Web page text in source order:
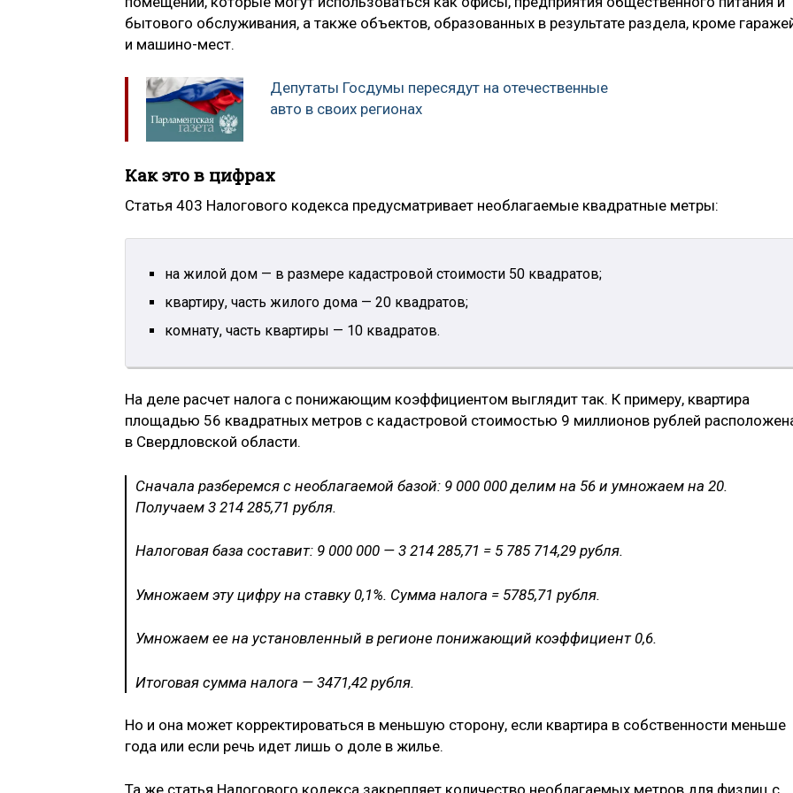
бытового обслуживания, а также объектов, образованных в результате раздела, кроме
и машино-мест.
Депутаты Госдумы пересядут на отечественные
авто в своих регионах
Как это в цифрах
Статья 403 Налогового кодекса предусматривает необлагаемые квадратные метры:
на жилой дом — в размере кадастровой стоимости 50 квадратов;
квартиру, часть жилого дома — 20 квадратов;
комнату, часть квартиры — 10 квадратов.
На деле расчет налога с понижающим коэффициентом выглядит так. К примеру, квартира
площадью 56 квадратных метров с кадастровой стоимостью 9 миллионов рублей
в Свердловской области.
Сначала разберемся с необлагаемой базой: 9 000 000 делим на 56 и умножаем на 20.
Получаем 3 214 285,71 рубля.
Налоговая база составит: 9 000 000 — 3 214 285,71 = 5 785 714,29 рубля.
Умножаем эту цифру на ставку 0,1%. Сумма налога = 5785,71 рубля.
Умножаем ее на установленный в регионе понижающий коэффициент 0,6.
Итоговая сумма налога — 3471,42 рубля.
Но и она может корректироваться в меньшую сторону, если квартира в собственности меньше
года или если речь идет лишь о доле в жилье.